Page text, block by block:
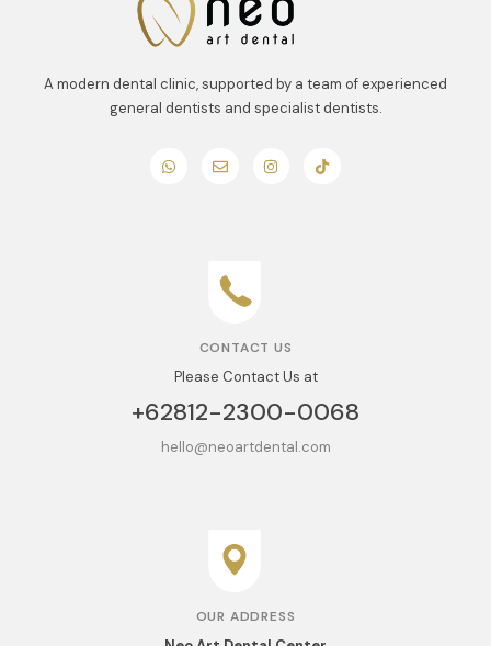
A modern dental clinic, supported by a team of experienced
general dentists and specialist dentists.
CONTACT US
Please Contact Us at
+62812-2300-0068
hello@neoartdental.com
OUR ADDRESS